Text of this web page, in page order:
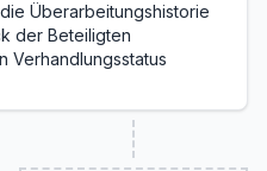
Überarbeitungshistorie
der Beteiligten
Verhandlungsstatus